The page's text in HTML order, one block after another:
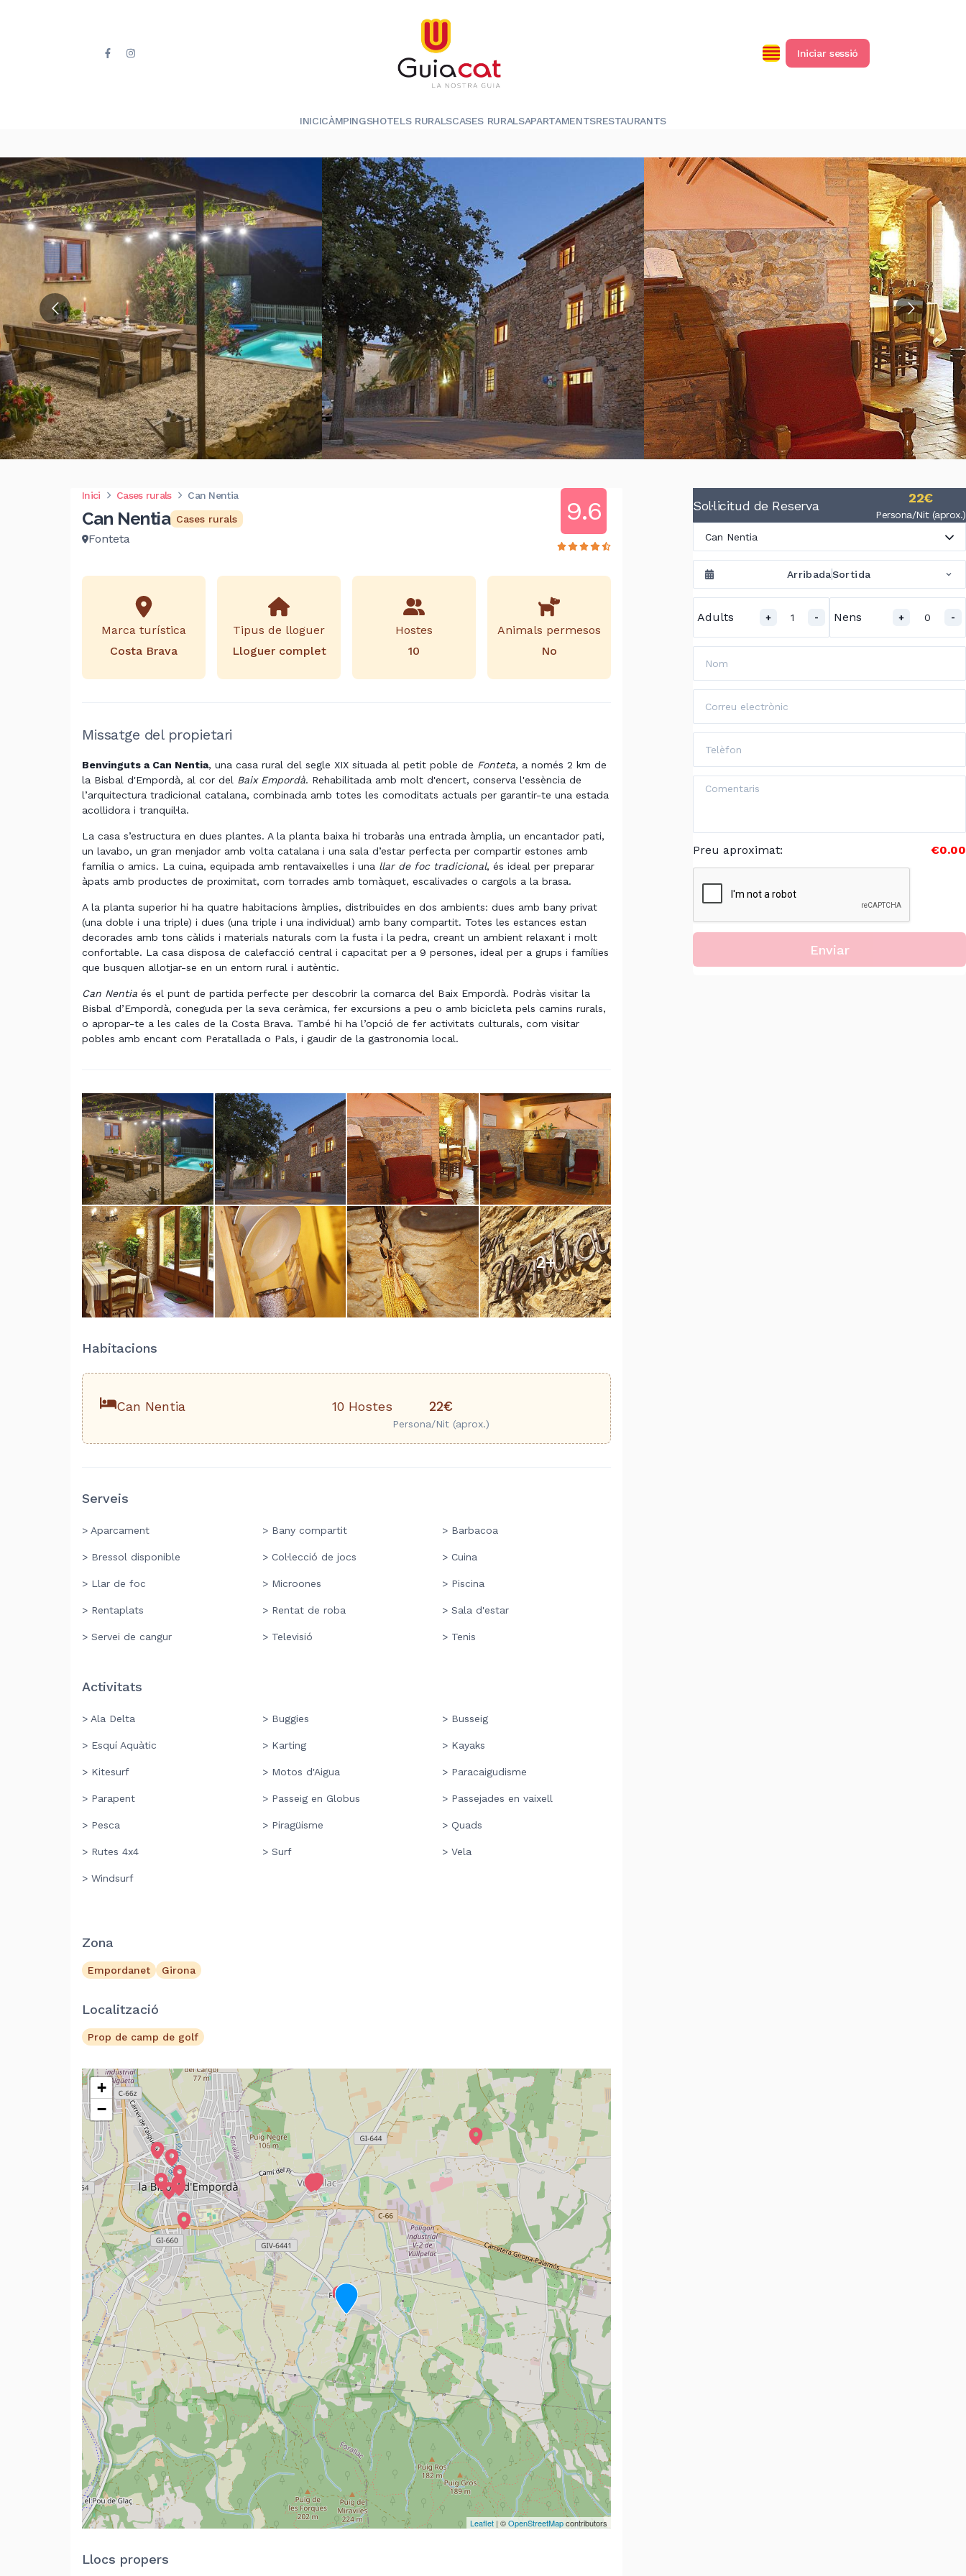
Iniciar sessió
INICICÀMPINGSHOTELS RURALSCASES RURALSAPARTAMENTSRESTAURANTS
Inici Cases rurals Can Nentia
Can Nentia Cases rurals
Fonteta
9.6
Marca turística
Costa Brava
Tipus de lloguer
Lloguer complet
Hostes
10
Animals permesos
No
Missatge del propietari
Benvinguts a Can Nentia, una casa rural del segle XIX situada al petit poble de Fonteta, a només 2 km de
la Bisbal d'Empordà, al cor del Baix Empordà. Rehabilitada amb molt d'encert, conserva l'essència de
l’arquitectura tradicional catalana, combinada amb totes les comoditats actuals per garantir-te una estada
acollidora i tranquil·la.
La casa s’estructura en dues plantes. A la planta baixa hi trobaràs una entrada àmplia, un encantador pati,
un lavabo, un gran menjador amb volta catalana i una sala d’estar perfecta per compartir estones amb
família o amics. La cuina, equipada amb rentavaixelles i una llar de foc tradicional, és ideal per preparar
àpats amb productes de proximitat, com torrades amb tomàquet, escalivades o cargols a la brasa.
A la planta superior hi ha quatre habitacions àmplies, distribuïdes en dos ambients: dues amb bany privat
(una doble i una triple) i dues (una triple i una individual) amb bany compartit. Totes les estances estan
decorades amb tons càlids i materials naturals com la fusta i la pedra, creant un ambient relaxant i molt
confortable. La casa disposa de calefacció central i capacitat per a 9 persones, ideal per a grups i famílies
que busquen allotjar-se en un entorn rural i autèntic.
Can Nentia és el punt de partida perfecte per descobrir la comarca del Baix Empordà. Podràs visitar la
Bisbal d’Empordà, coneguda per la seva ceràmica, fer excursions a peu o amb bicicleta pels camins rurals,
o apropar-te a les cales de la Costa Brava. També hi ha l’opció de fer activitats culturals, com visitar
pobles amb encant com Peratallada o Pals, i gaudir de la gastronomia local.
2+
Habitacions
Can Nentia 10 Hostes 22€
Persona/Nit (aprox.)
Serveis
> Aparcament > Bany compartit > Barbacoa
> Bressol disponible > Col·lecció de jocs > Cuina
> Llar de foc > Microones > Piscina
> Rentaplats > Rentat de roba > Sala d'estar
> Servei de cangur > Televisió > Tenis
Activitats
> Ala Delta > Buggies > Busseig
> Esquí Aquàtic > Karting > Kayaks
> Kitesurf > Motos d'Aigua > Paracaigudisme
> Parapent > Passeig en Globus > Passejades en vaixell
> Pesca > Piragüisme > Quads
> Rutes 4x4 > Surf > Vela
> Windsurf
Zona
Empordanet Girona
Localització
Prop de camp de golf
+
−
Leaflet | ©OpenStreetMapcontributors
Llocs propers
Sol·licitud de Reserva 22€
Persona/Nit (aprox.)
Can Nentia
ArribadaSortida
Adults + 1 - Nens + 0 -
Preu aproximat: €0.00
Enviar